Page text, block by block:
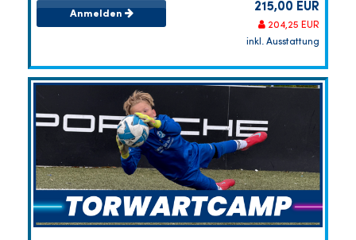
Anmelden 215,00 EUR
204,25 EUR
inkl. Ausstattung